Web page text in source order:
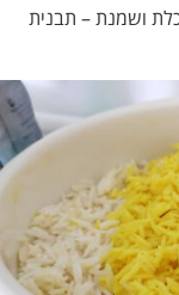
תכלת ושמנת – תבנית